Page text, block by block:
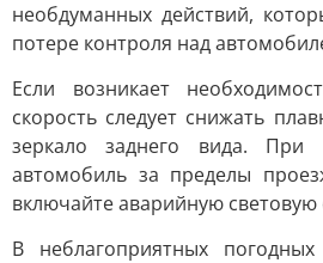
необдуманных действий,
потере контроля над
Если возникает
скорость следует снижать
зеркало заднего вида. При
автомобиль за пределы
включайте аварийную
В неблагоприятных погодных